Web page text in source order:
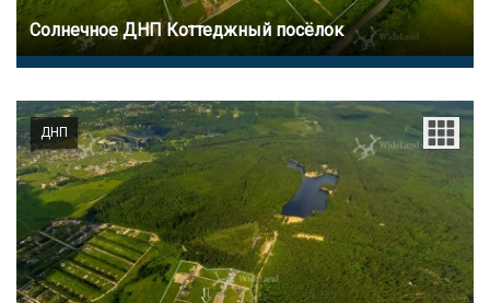
Солнечное ДНП Коттеджный посёлок
ДНП